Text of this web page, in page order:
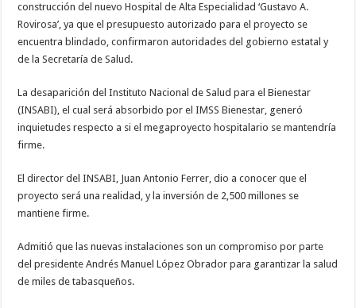
construcción del nuevo Hospital de Alta Especialidad ‘Gustavo A.
Rovirosa’, ya que el presupuesto autorizado para el proyecto se
encuentra blindado, confirmaron autoridades del gobierno estatal y
de la Secretaría de Salud.
La desaparición del Instituto Nacional de Salud para el Bienestar
(INSABI), el cual será absorbido por el IMSS Bienestar, generó
inquietudes respecto a si el megaproyecto hospitalario se mantendría
firme.
El director del INSABI, Juan Antonio Ferrer, dio a conocer que el
proyecto será una realidad, y la inversión de 2,500 millones se
mantiene firme.
Admitió que las nuevas instalaciones son un compromiso por parte
del presidente Andrés Manuel López Obrador para garantizar la salud
de miles de tabasqueños.